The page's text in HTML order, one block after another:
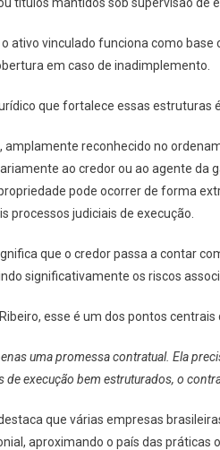
o ativo vinculado funciona como
em caso de inadimplemento.
que fortalece essas estruturas
amplamente reconhecido no
ao credor ou ao agente da
pode ocorrer de forma
processos judiciais de execução.
que o credor passa a contar
significativamente os riscos
esse é um dos pontos
uma promessa contratual. Ela
de execução bem estruturados, o
que várias empresas
aproximando o país das práticas